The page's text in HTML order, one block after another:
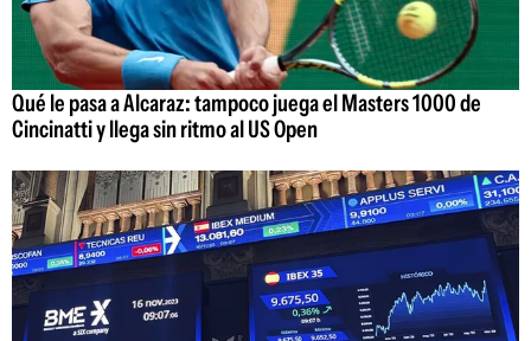
Qué le pasa a Alcaraz: tampoco juega el Masters 1000 de
Cincinatti y llega sin ritmo al US Open